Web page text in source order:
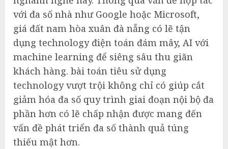
với đa số nhà như Google hoặc Microsoft,
giá đất nam hòa xuân đà nẵng có lẽ tận
dụng technology điện toán đám mây, AI với
machine learning để siêng sâu thu giãn
khách hàng. bài toán tiêu sử dụng
technology vượt trội không chỉ có giúp cắt
giảm hóa đa số quy trình giai đoạn nội bộ đa
phần hơn có lẽ chấp nhận được mang đến
vấn đề phát triển đa số thành quả túng
thiếu mật hơn.